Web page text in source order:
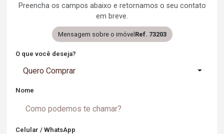
Preencha os campos abaixo e retornamos o seu contato
em breve.
Mensagem sobre o imóvelRef. 73203
O que você deseja?
Quero Comprar
Nome
Celular / WhatsApp